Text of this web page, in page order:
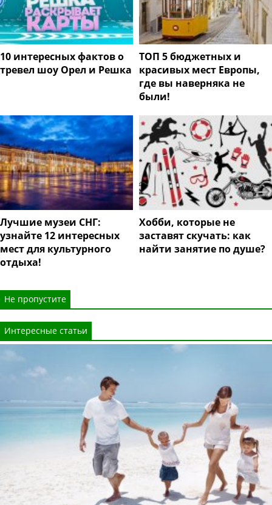
10 интересных фактов о
тревел шоу Орел и Решка
ТОП 5 бюджетных и
красивых мест Европы,
где вы наверняка не
были!
Лучшие музеи СНГ:
узнайте 12 интересных
мест для культурного
отдыха!
Хобби, которые не
заставят скучать: как
найти занятие по душе?
Не пропустите
Интересные статьи